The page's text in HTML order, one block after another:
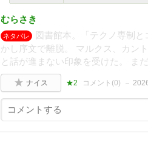
むらさき
ネタバレ
図書館本。「テクノ専制と
かし序文で離脱。 マルクス、カン
と話が進まない印象を受けた。 ま
ナイス ★2 コメント(0)